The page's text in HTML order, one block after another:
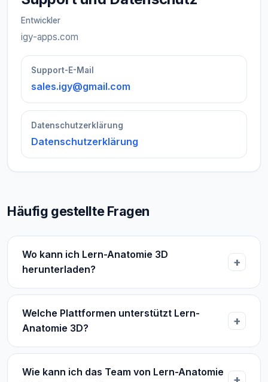
Entwickler
igy-apps.com
Support-E-Mail
sales.igy@gmail.com
Datenschutzerklärung
Datenschutzerklärung
Häufig gestellte Fragen
Wo kann ich Lern-Anatomie 3D
herunterladen?
Welche Plattformen unterstützt Lern-
Anatomie 3D?
Wie kann ich das Team von Lern-Anatomie